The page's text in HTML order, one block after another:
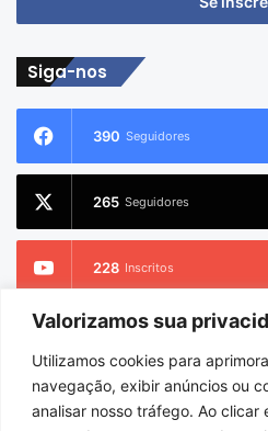
Valorizamos sua
Utilizamos cookies para
navegação, exibir anúncios ou
analisar nosso tráfego. Ao clicar
de
Siga-nos
390 Seguidores
265 Seguidores
228 Inscritos
2.733 Seguidores